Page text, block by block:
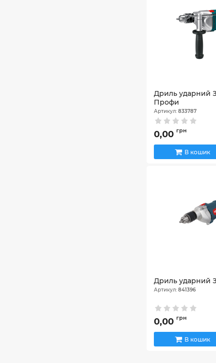
Дриль ударний
Профи
Артикул: 833787
0,00 грн
В кошик
Дриль ударний
Артикул: 841396
0,00 грн
В кошик